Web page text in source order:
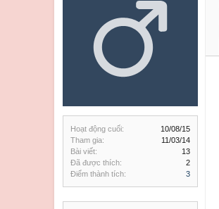
Hoạt động cuối:
10/08/15
Tham gia:
11/03/14
Bài viết:
13
Đã được thích:
2
Điểm thành tích:
3